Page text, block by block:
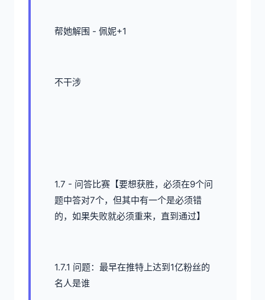
帮她解围 - 佩妮+1
不干涉
1.7 - 问答比赛【要想获胜，必须在9个问
题中答对7个，但其中有一个是必须错
的，如果失败就必须重来，直到通过】
1.7.1 问题：最早在推特上达到1亿粉丝的
名人是谁